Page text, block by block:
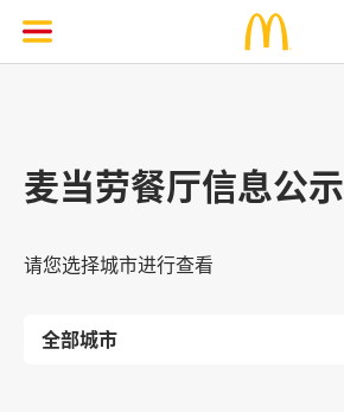
麦当劳餐厅信息公示
请您选择城市进行查看